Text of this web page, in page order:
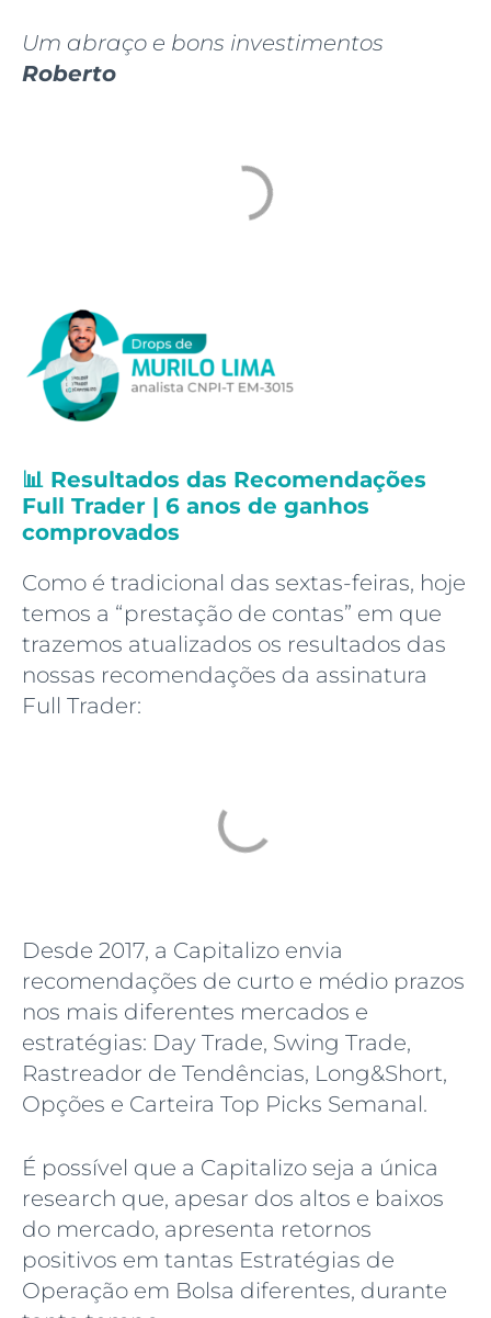
Um abraço e bons investimentos
Roberto
📊 Resultados das Recomendações
Full Trader | 6 anos de ganhos
comprovados
Como é tradicional das sextas-feiras, hoje
temos a “prestação de contas” em que
trazemos atualizados os resultados das
nossas recomendações da assinatura
Full Trader:
Desde 2017, a Capitalizo envia
recomendações de curto e médio prazos
nos mais diferentes mercados e
estratégias: Day Trade, Swing Trade,
Rastreador de Tendências, Long&Short,
Opções e Carteira Top Picks Semanal.
É possível que a Capitalizo seja a única
research que, apesar dos altos e baixos
do mercado, apresenta retornos
positivos em tantas Estratégias de
Operação em Bolsa diferentes, durante